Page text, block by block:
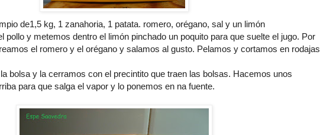
de1,5 kg, 1 zanahoria, 1 patata. romero, orégano, sal y un limón
pollo y metemos dentro el limón pinchado un poquito para que suelte el jugo. Por
el romero y el orégano y salamos al gusto. Pelamos y cortamos en rodajas
bolsa y la cerramos con el precintito que traen las bolsas. Hacemos unos
para que salga el vapor y lo ponemos en na fuente.